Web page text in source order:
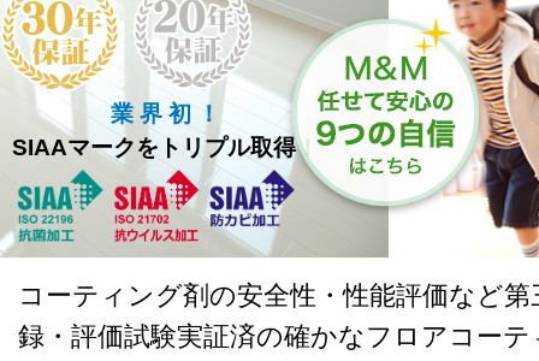
業 界 初 ！
SIAAマークをトリプル取得！
コーティング剤の安全性・性能評価など
録・評価試験実証済の確かなフロアコー